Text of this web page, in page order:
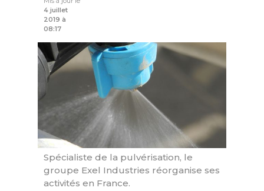
4 juillet
2019 à
08:17
Spécialiste de la pulvérisation, le
groupe Exel Industries réorganise ses
activités en France.